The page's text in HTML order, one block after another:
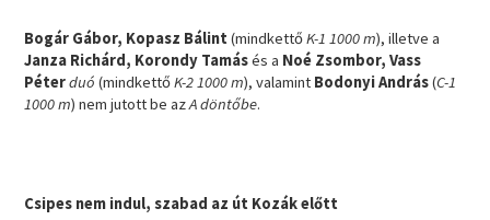
Bogár Gábor, Kopasz Bálint (mindkettőK-1 1000 m), illetve a
Janza Richárd, Korondy Tamásés a Noé Zsombor, Vass
Péterduó (mindkettőK-2 1000 m), valamint Bodonyi András(C-1
1000 m) nem jutott be azA döntőbe.
Csipes nem indul, szabad az út Kozák előtt